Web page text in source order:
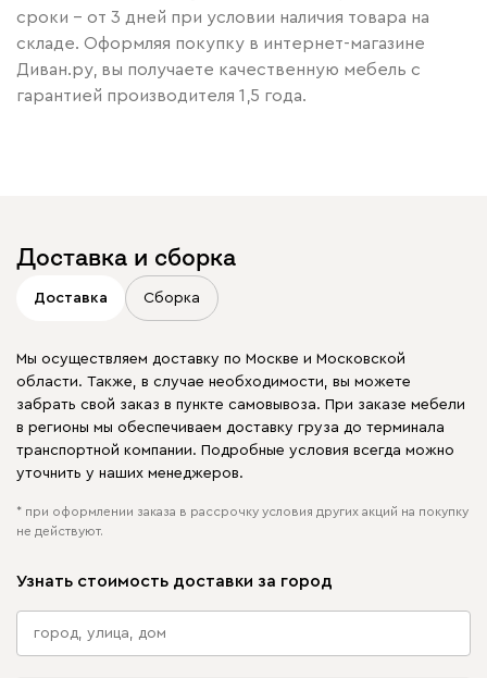
сроки – от 3 дней при условии наличия товара на
складе. Оформляя покупку в интернет-магазине
Диван.ру, вы получаете качественную мебель с
гарантией производителя 1,5 года.
Доставка и сборка
Доставка Сборка
Мы осуществляем доставку по Москве и Московской
области. Также, в случае необходимости, вы можете
забрать свой заказ в пункте самовывоза. При заказе мебели
в регионы мы обеспечиваем доставку груза до терминала
транспортной компании. Подробные условия всегда можно
уточнить у наших менеджеров.
* при оформлении заказа в рассрочку условия других акций на покупку
не действуют.
Узнать стоимость доставки за город